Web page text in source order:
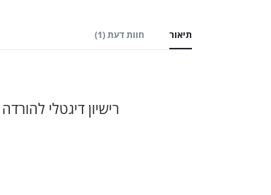
תיאור חוות דעת (1)
רישיון דיגטלי